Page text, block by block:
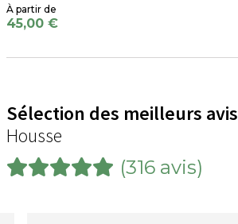
45,00 €
Sélection des meilleurs avis
Housse
(316 avis)